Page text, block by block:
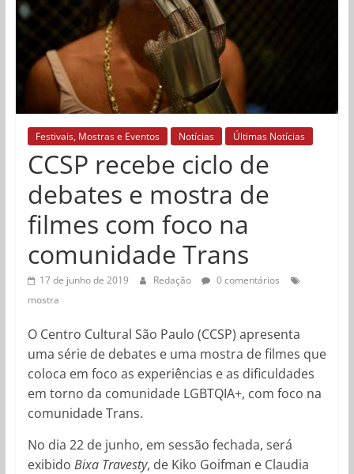
Festivais, Mostras e Eventos Notícias Últimas Notícias
CCSP recebe ciclo de
debates e mostra de
filmes com foco na
comunidade Trans
17 de junho de 2019 Redação
0 comentários
mostra
O Centro Cultural São Paulo (CCSP) apresenta
uma série de debates e uma mostra de filmes que
coloca em foco as experiências e as dificuldades
em torno da comunidade LGBTQIA+, com foco na
comunidade Trans.
No dia 22 de junho, em sessão fechada, será
exibido Bixa Travesty, de Kiko Goifman e Claudia